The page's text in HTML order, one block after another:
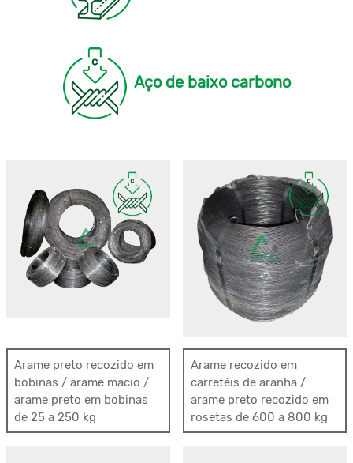
Aço de baixo carbono
Arame preto recozido em
bobinas / arame macio /
arame preto em bobinas
de 25 a 250 kg
Arame recozido em
carretéis de aranha /
arame preto recozido em
rosetas de 600 a 800 kg